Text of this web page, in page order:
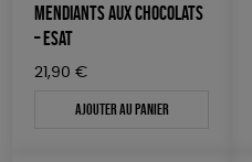
MENDIANTS AUX CHOCOLATS
– ESAT
21,90 €
Ajouter au panier